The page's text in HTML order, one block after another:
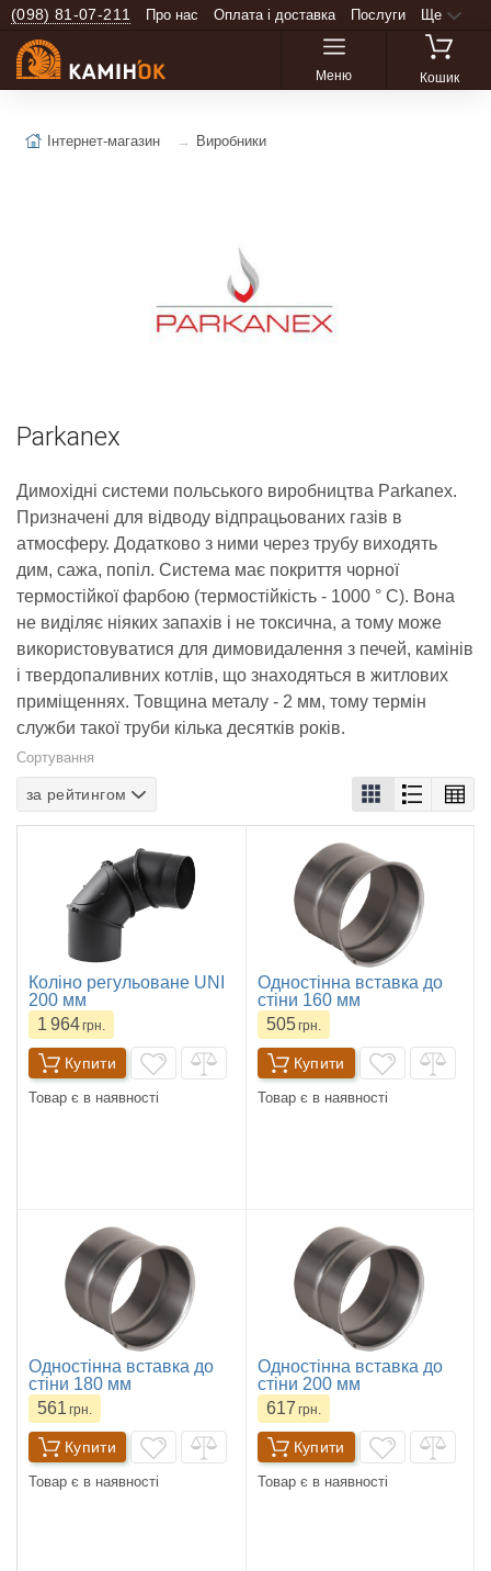
(098) 81-07-211 Про нас Оплата і доставка Послуги Ще
Меню Кошик
Інтернет-магазин Виробники
Parkanex
Димохідні системи польського виробництва Parkanex.
Призначені для відводу відпрацьованих газів в
атмосферу. Додатково з ними через трубу виходять
дим, сажа, попіл. Система має покриття чорної
термостійкої фарбою (термостійкість - 1000 ° C). Вона
не виділяє ніяких запахів і не токсична, а тому може
використовуватися для димовидалення з печей, камінів
і твердопаливних котлів, що знаходяться в житлових
приміщеннях. Товщина металу - 2 мм, тому термін
служби такої труби кілька десятків років.
Сортування
за рейтингом
Коліно регульоване UNI
200 мм
1 964грн.
Купити
Товар є в наявності
Одностінна вставка до
стіни 160 мм
505грн.
Купити
Товар є в наявності
Одностінна вставка до
стіни 180 мм
561 грн.
Купити
Товар є в наявності
Одностінна вставка до
стіни 200 мм
617 грн.
Купити
Товар є в наявності